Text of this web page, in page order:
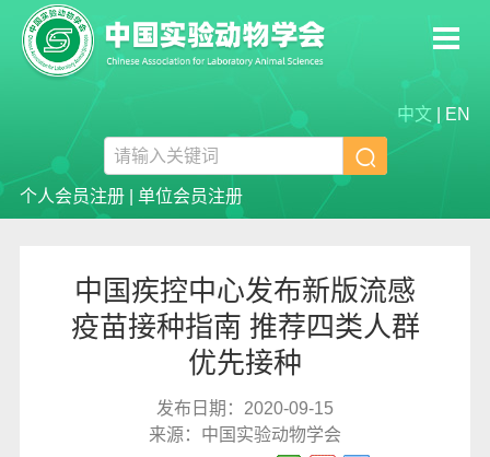
中文 EN

个人会员注册| 单位会员注册
中国疾控中心发布新版流感
疫苗接种指南 推荐四类人群
优先接种
发布日期：2020-09-15
来源：中国实验动物学会